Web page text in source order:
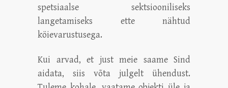
spetsiaalse sektsiooniliseks
langetamiseks ette nähtud
köievarustusega.
Kui arvad, et just meie saame Sind
aidata, siis võta julgelt ühendust.